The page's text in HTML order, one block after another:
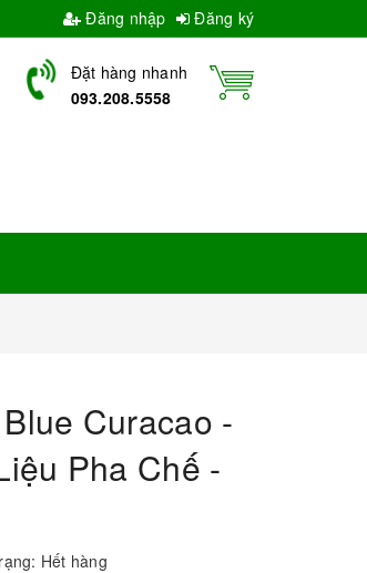
Đăng nhập Đăng ký
Đặt hàng nhanh
093.208.5558
Curacao -
Pha Chế -
Hết hàng